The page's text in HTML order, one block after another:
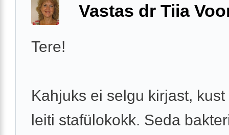
Vastas dr Tiia
Tere!
Kahjuks ei selgu kirjast,
leiti stafülokokk. Seda